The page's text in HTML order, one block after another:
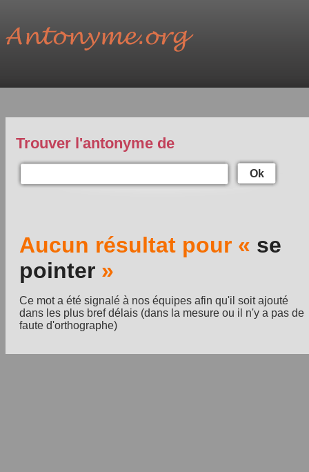
Trouver l'antonyme de
Ok
Aucun résultat pour « se
pointer »
Ce mot a été signalé à nos équipes afin qu'il soit ajouté
dans les plus bref délais (dans la mesure ou il n'y a pas de
faute d'orthographe)